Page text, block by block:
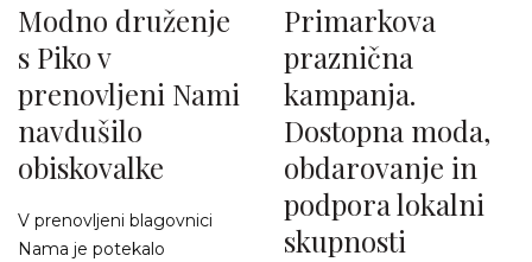
Modno druženje
s Piko v
prenovljeni Nami
navdušilo
obiskovalke
V prenovljeni blagovnici
Nama je potekalo
Primarkova
praznična
kampanja.
Dostopna moda,
obdarovanje in
podpora lokalni
skupnosti